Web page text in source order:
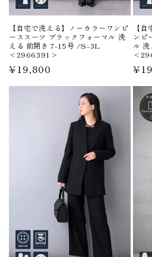
【自宅で洗える】ノーカラーワンピ
ーススーツ ブラックフォーマル 洗
える 前開き 7-15号 /S-3L
<2966391>
通
常
¥19,800
【
ンピ
ル
通
常
価
格